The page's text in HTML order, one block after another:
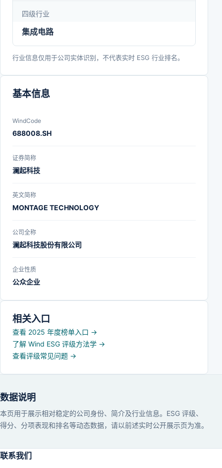
四级行业
集成电路
行业信息仅用于公司实体识别，不代表实时 ESG 行业排名。
基本信息
WindCode
688008.SH
证券简称
澜起科技
英文简称
MONTAGE TECHNOLOGY
公司全称
澜起科技股份有限公司
企业性质
公众企业
相关入口
查看 2025 年度榜单入口 →
了解 Wind ESG 评级方法学 →
查看评级常见问题 →
数据说明
本页用于展示相对稳定的公司身份、简介及行业信息。ESG 评级、
得分、分项表现和排名等动态数据，请以前述实时公开展示页为准。
联系我们